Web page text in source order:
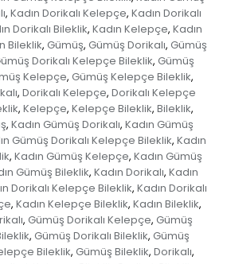
, Kadın Dorikalı Kelepçe, Kadın Dorikalı
Dorikalı Bileklik, Kadın Kelepçe, Kadın
Bileklik, Gümüş, Gümüş Dorikalı, Gümüş
Dorikalı Kelepçe Bileklik, Gümüş
Kelepçe, Gümüş Kelepçe Bileklik,
, Dorikalı Kelepçe, Dorikalı Kelepçe
, Kelepçe, Kelepçe Bileklik, Bileklik,
, Kadın Gümüş Dorikalı, Kadın Gümüş
Gümüş Dorikalı Kelepçe Bileklik, Kadın
, Kadın Gümüş Kelepçe, Kadın Gümüş
Gümüş Bileklik, Kadın Dorikalı, Kadın
Dorikalı Kelepçe Bileklik, Kadın Dorikalı
, Kadın Kelepçe Bileklik, Kadın Bileklik,
, Gümüş Dorikalı Kelepçe, Gümüş
, Gümüş Dorikalı Bileklik, Gümüş
Bileklik, Gümüş Bileklik, Dorikalı,